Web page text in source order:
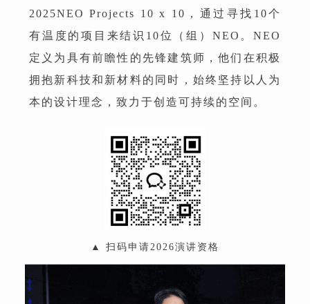
2025NEO Projects 10 x 10，通过寻找10个
有温度的项目来结识10位（组）NEO。NEO
定义为具有前瞻性的先锋建筑师，他们在积极
拥抱新科技和新材料的同时，始终坚持以人为
本的设计理念，致力于创造可持续的空间。
▲ 扫码申请2026演讲资格